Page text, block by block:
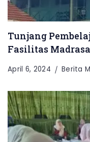
Tunjang
Fasilitas
April 6, 2024 Berita